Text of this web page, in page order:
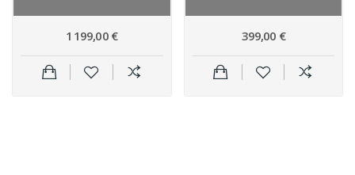
1 199,00 € 399,00 €